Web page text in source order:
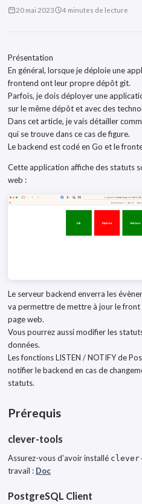
20 mai 2023 4 minutes de lecture
Présentation
En général, lorsque je déploie une
frontend ont leur propre dépôt git.
Parfois, je dois déployer une
sur le même dépôt et avec des
Dans cet article, je vais détailler
qui se trouve dans ce cas de figure.
Le backend est codé en Go et le
Cette application affiche des statuts
web :
Le serveur backend enverra les
va permettre de mettre à jour le front
page web.
Vous pourrez aussi modifier les
données.
Les fonctions LISTEN / NOTIFY de
notifier le backend en cas de
statuts.
Prérequis
clever-tools
Assurez-vous d’avoir installé
travail : Doc
PostgreSQL Client